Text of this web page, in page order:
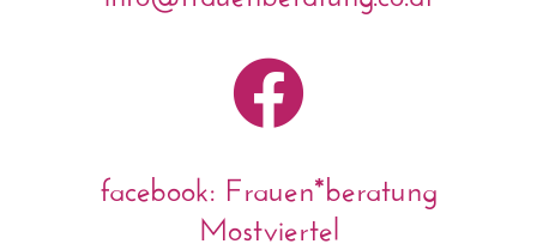

facebook: Frauen*beratung
Mostviertel